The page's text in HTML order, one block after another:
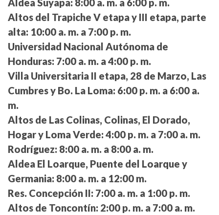
Aldea Suyapa: 8:00 a. m. a 6:00 p. m.
Altos del Trapiche V etapa y III etapa, parte
alta: 10:00 a. m. a 7:00 p. m.
Universidad Nacional Autónoma de
Honduras: 7:00 a. m. a 4:00 p. m.
Villa Universitaria II etapa, 28 de Marzo, Las
Cumbres y Bo. La Loma: 6:00 p. m. a 6:00 a.
m.
Altos de Las Colinas, Colinas, El Dorado,
Hogar y Loma Verde: 4:00 p. m. a 7:00 a. m.
Rodríguez: 8:00 a. m. a 8:00 a. m.
Aldea El Loarque, Puente del Loarque y
Germania: 8:00 a. m. a 12:00 m.
Res. Concepción II: 7:00 a. m. a 1:00 p. m.
Altos de Toncontín: 2:00 p. m. a 7:00 a. m.